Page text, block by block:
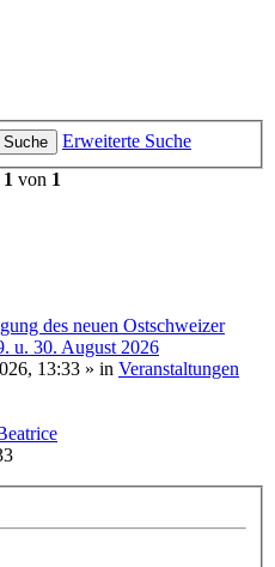
Suche
Erweiterte Suche
1 von 1
des neuen Ostschweizer
u. 30. August 2026
13:33 » in Veranstaltungen